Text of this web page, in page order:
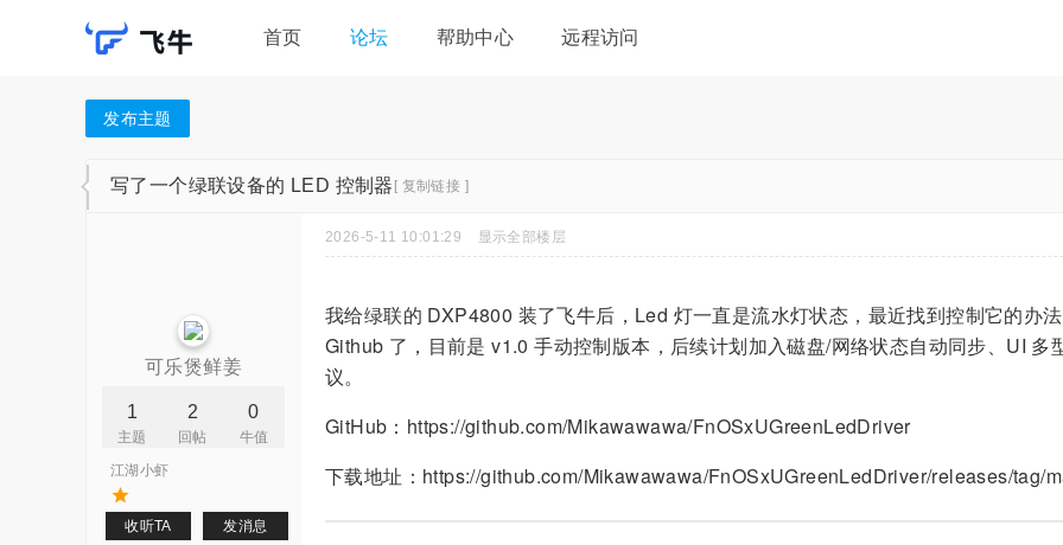
首页 论坛 帮助中心 远程访问
发布主题
写了一个绿联设备的 LED 控制器 [ 复制链接 ]
可乐煲鲜姜
1
主题
2
回帖
0
牛值
江湖小虾
收听TA 发消息
2026-5-11 10:01:29 显示全部楼层
我给绿联的 DXP4800 装了飞牛后，Led 灯一直是流水灯状态，最近找到控制它的办
Github 了，目前是 v1.0 手动控制版本，后续计划加入磁盘/网络状态自动同步、UI
议。
GitHub：https://github.com/Mikawawawa/FnOSxUGreenLedDriver
下载地址：https://github.com/Mikawawawa/FnOSxUGreenLedDriver/releases/tag/